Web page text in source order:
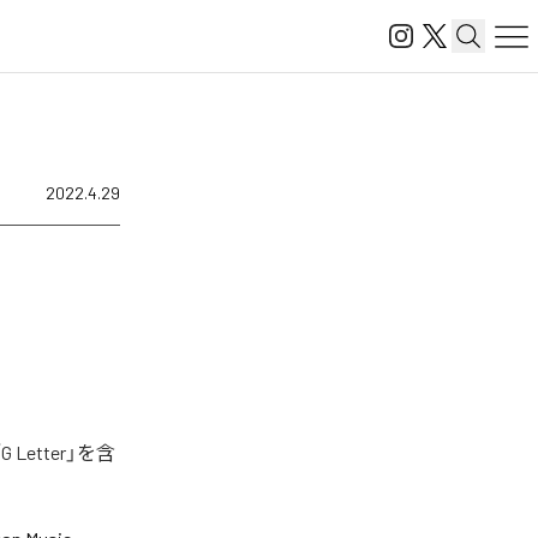
2022.4.29
Letter」を含